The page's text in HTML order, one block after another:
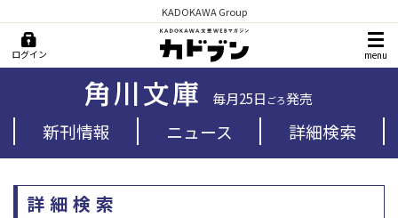
KADOKAWA Group
ログイン menu
毎月25日 ごろ発売
新刊情報 ニュース 詳細検索
詳細検索